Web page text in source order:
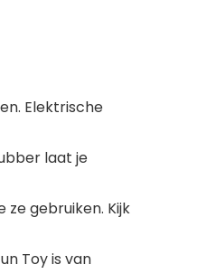
Elektrische
laat je
gebruiken. Kijk
Toy is van